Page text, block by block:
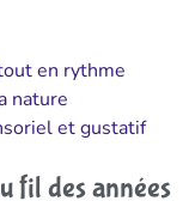
en rythme
nature
et gustatif
fil des années